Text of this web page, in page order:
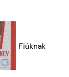
Fiúknak